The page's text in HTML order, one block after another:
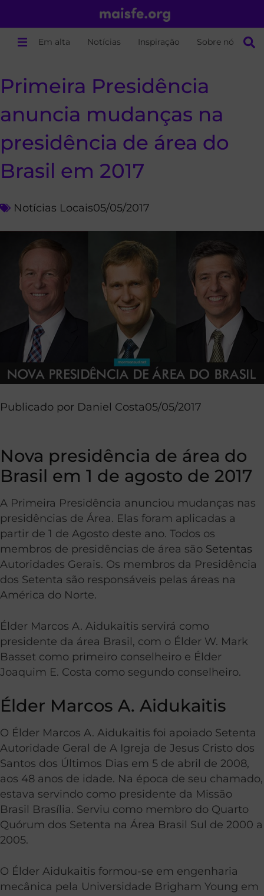
Em alta Notícias Inspiração Sobre nós
Primeira Presidência
anuncia mudanças na
presidência de área do
Brasil em 2017
Notícias Locais05/05/2017
Publicado por Daniel Costa05/05/2017
Nova presidência de área do
Brasil em 1 de agosto de 2017
A Primeira Presidência anunciou mudanças nas
presidências de Área. Elas foram aplicadas a
partir de 1 de Agosto deste ano. Todos os
membros de presidências de área são Setentas
Autoridades Gerais. Os membros da Presidência
dos Setenta são responsáveis pelas áreas na
América do Norte.
Élder Marcos A. Aidukaitis servirá como
presidente da área Brasil, com o Élder W. Mark
Basset como primeiro conselheiro e Élder
Joaquim E. Costa como segundo conselheiro.
Élder Marcos A. Aidukaitis
O Élder Marcos A. Aidukaitis foi apoiado Setenta
Autoridade Geral de A Igreja de Jesus Cristo dos
Santos dos Últimos Dias em 5 de abril de 2008,
aos 48 anos de idade. Na época de seu chamado,
estava servindo como presidente da Missão
Brasil Brasília. Serviu como membro do Quarto
Quórum dos Setenta na Área Brasil Sul de 2000 a
2005.
O Élder Aidukaitis formou-se em engenharia
mecânica pela Universidade Brigham Young em